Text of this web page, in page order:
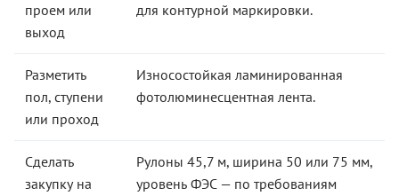
проем или
выход
для контурной маркировки.
Разметить
пол, ступени
или проход
Износостойкая ламинированная
фотолюминесцентная лента.
Сделать
закупку на
Рулоны 45,7 м, ширина 50 или 75 мм,
уровень ФЭС — по требованиям